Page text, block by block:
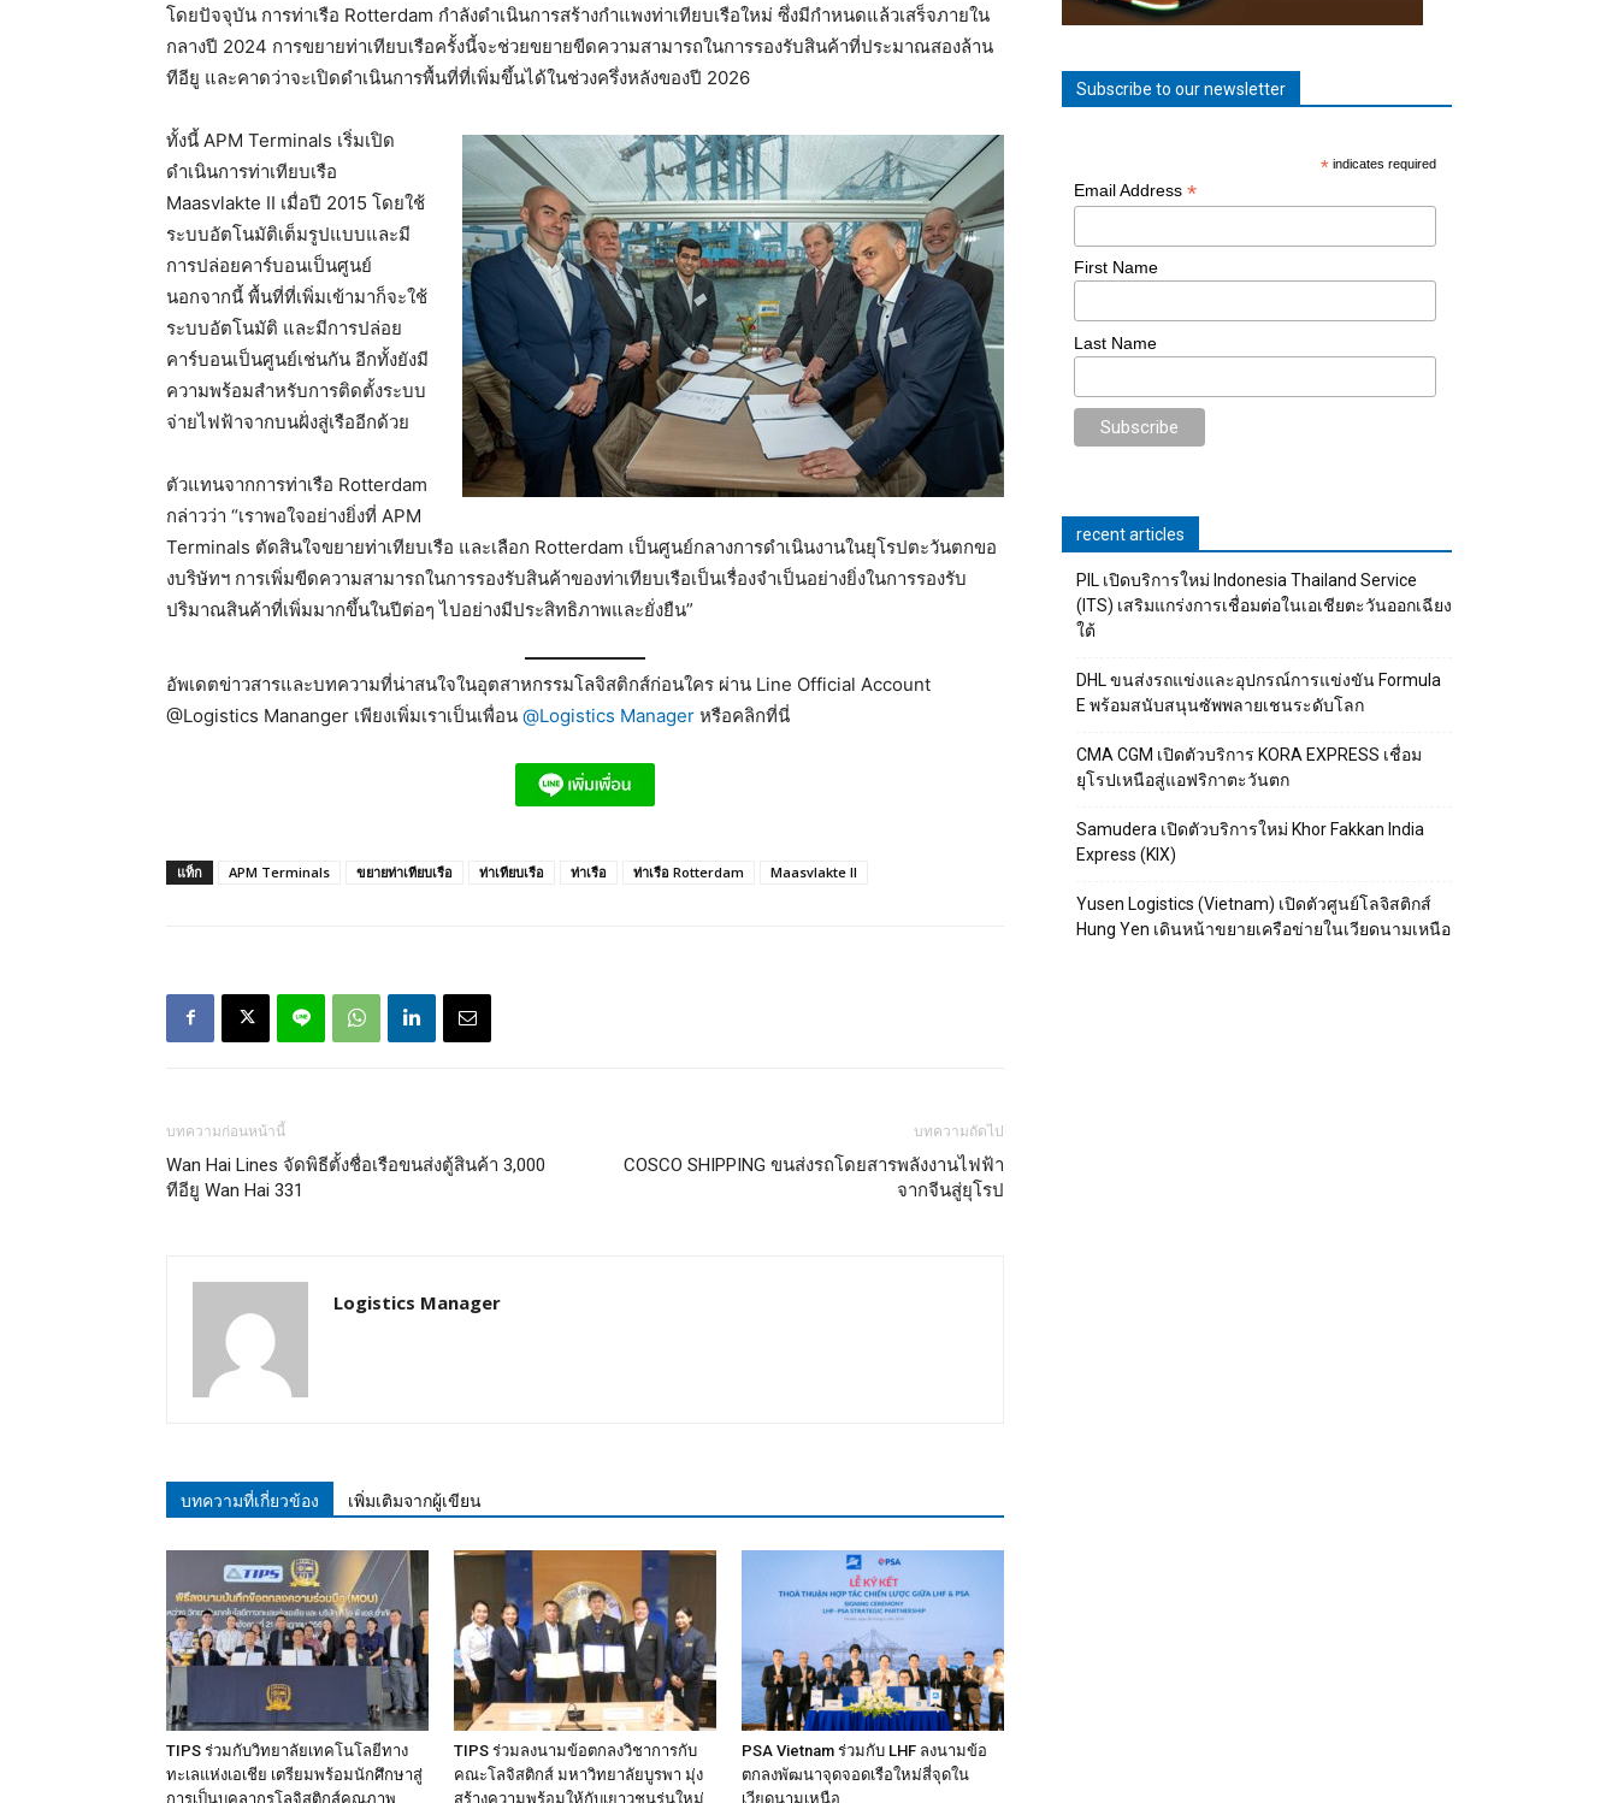
โดยปัจจุบัน การท่าเรือ Rotterdam กำลังดำเนินการสร้างกำแพงท่าเทียบเรือใหม่ ซึ่งมีกำหนดแล้วเสร็จภายใน
กลางปี 2024 การขยายท่าเทียบเรือครั้งนี้จะช่วยขยายขีดความสามารถในการรองรับสินค้าที่ประมาณสองล้าน
ทีอียู และคาดว่าจะเปิดดำเนินการพื้นที่ที่เพิ่มขึ้นได้ในช่วงครึ่งหลังของปี 2026
ทั้งนี้ APM Terminals เริ่มเปิด
ดำเนินการท่าเทียบเรือ
Maasvlakte II เมื่อปี 2015 โดยใช้
ระบบอัตโนมัติเต็มรูปแบบและมี
การปล่อยคาร์บอนเป็นศูนย์
นอกจากนี้ พื้นที่ที่เพิ่มเข้ามาก็จะใช้
ระบบอัตโนมัติ และมีการปล่อย
คาร์บอนเป็นศูนย์เช่นกัน อีกทั้งยังมี
ความพร้อมสำหรับการติดตั้งระบบ
จ่ายไฟฟ้าจากบนฝั่งสู่เรืออีกด้วย
ตัวแทนจากการท่าเรือ Rotterdam
กล่าวว่า “เราพอใจอย่างยิ่งที่ APM
Terminals ตัดสินใจขยายท่าเทียบเรือ และเลือก Rotterdam เป็นศูนย์กลางการดำเนินงานในยุโรปตะวันตกขอ
งบริษัทฯ การเพิ่มขีดความสามารถในการรองรับสินค้าของท่าเทียบเรือเป็นเรื่องจำเป็นอย่างยิ่งในการรองรับ
ปริมาณสินค้าที่เพิ่มมากขึ้นในปีต่อๆ ไปอย่างมีประสิทธิภาพและยั่งยืน”
อัพเดตข่าวสารและบทความที่น่าสนใจในอุตสาหกรรมโลจิสติกส์ก่อนใคร ผ่าน Line Official Account
@Logistics Mananger เพียงเพิ่มเราเป็นเพื่อน @Logistics Manager หรือคลิกที่นี่
แท็ก APM Terminals ขยายท่าเทียบเรือ ท่าเทียบเรือ ท่าเรือ ท่าเรือ Rotterdam Maasvlakte II
บทความก่อนหน้านี้
Wan Hai Lines จัดพิธีตั้งชื่อเรือขนส่งตู้สินค้า 3,000
ทีอียู Wan Hai 331
บทความถัดไป
COSCO SHIPPING ขนส่งรถโดยสารพลังงานไฟฟ้า
จากจีนสู่ยุโรป
Logistics Manager
บทความที่เกี่ยวข้อง เพิ่มเติมจากผู้เขียน
TIPS ร่วมกับวิทยาลัยเทคโนโลยีทาง
ทะเลแห่งเอเชีย เตรียมพร้อมนักศึกษาสู่
การเป็นบุคลากรโลจิสติกส์คุณภาพ
TIPS ร่วมลงนามข้อตกลงวิชาการกับ
คณะโลจิสติกส์ มหาวิทยาลัยบูรพา มุ่ง
สร้างความพร้อมให้กับเยาวชนรุ่นใหม่
PSA Vietnam ร่วมกับ LHF ลงนามข้อ
ตกลงพัฒนาจุดจอดเรือใหม่สี่จุดใน
เวียดนามเหนือ
Subscribe to our newsletter
* indicates required
Email Address *
First Name
Last Name
recent articles
PIL เปิดบริการใหม่ Indonesia Thailand Service
(ITS) เสริมแกร่งการเชื่อมต่อในเอเชียตะวันออกเฉียง
ใต้
DHL ขนส่งรถแข่งและอุปกรณ์การแข่งขัน Formula
E พร้อมสนับสนุนซัพพลายเชนระดับโลก
CMA CGM เปิดตัวบริการ KORA EXPRESS เชื่อม
ยุโรปเหนือสู่แอฟริกาตะวันตก
Samudera เปิดตัวบริการใหม่ Khor Fakkan India
Express (KIX)
Yusen Logistics (Vietnam) เปิดตัวศูนย์โลจิสติกส์
Hung Yen เดินหน้าขยายเครือข่ายในเวียดนามเหนือ